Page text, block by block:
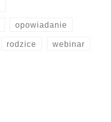
opowiadanie
rodzice webinar